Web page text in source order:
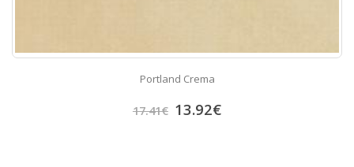
Portland Crema
17.41€ 13.92€